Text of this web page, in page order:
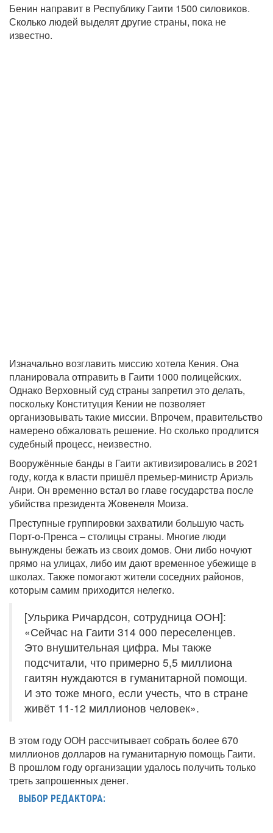
Бенин направит в Республику Гаити 1500 силовиков.
Сколько людей выделят другие страны, пока не
известно.
Изначально возглавить миссию хотела Кения. Она
планировала отправить в Гаити 1000 полицейских.
Однако Верховный суд страны запретил это делать,
поскольку Конституция Кении не позволяет
организовывать такие миссии. Впрочем, правительство
намерено обжаловать решение. Но сколько продлится
судебный процесс, неизвестно.
Вооружённые банды в Гаити активизировались в 2021
году, когда к власти пришёл премьер-министр Ариэль
Анри. Он временно встал во главе государства после
убийства президента Жовенеля Моиза.
Преступные группировки захватили большую часть
Порт-о-Пренса – столицы страны. Многие люди
вынуждены бежать из своих домов. Они либо ночуют
прямо на улицах, либо им дают временное убежище в
школах. Также помогают жители соседних районов,
которым самим приходится нелегко.
[Ульрика Ричардсон, сотрудница ООН]:
«Сейчас на Гаити 314 000 переселенцев.
Это внушительная цифра. Мы также
подсчитали, что примерно 5,5 миллиона
гаитян нуждаются в гуманитарной помощи.
И это тоже много, если учесть, что в стране
живёт 11-12 миллионов человек».
В этом году ООН рассчитывает собрать более 670
миллионов долларов на гуманитарную помощь Гаити.
В прошлом году организации удалось получить только
треть запрошенных денег.
ВЫБОР РЕДАКТОРА: